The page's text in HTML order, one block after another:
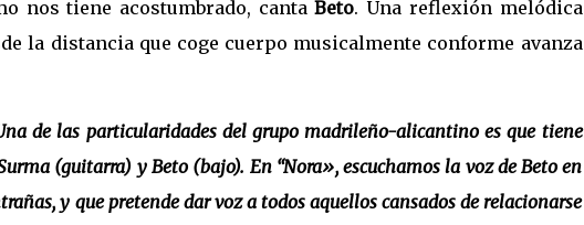
nos tiene acostumbrado, cantaBeto. Una reflexión melódica
la distancia que coge cuerpo musicalmente conforme avanza
de las particularidades del grupo madrileño-alicantino es que tiene
(guitarra) y Beto (bajo). En “Nora», escuchamos la voz de Beto en
y que pretende dar voz a todos aquellos cansados de relacionarse